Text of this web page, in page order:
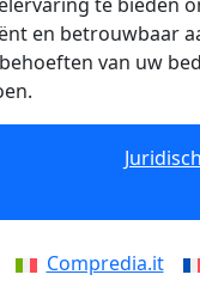
en betrouwbaar
van uw
Compredia.it